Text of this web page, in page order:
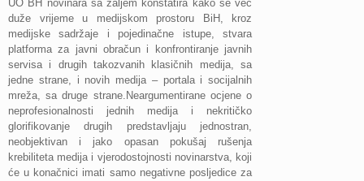
UO BH novinara sa žaljem konstatira kako se već
duže vrijeme u medijskom prostoru BiH, kroz
medijske sadržaje i pojedinačne istupe, stvara
platforma za javni obračun i konfrontiranje javnih
servisa i drugih takozvanih klasičnih medija, sa
jedne strane, i novih medija – portala i socijalnih
mreža, sa druge strane.Neargumentirane ocjene o
neprofesionalnosti jednih medija i nekritičko
glorifikovanje drugih predstavljaju jednostran,
neobjektivan i jako opasan pokušaj rušenja
krebiliteta medija i vjerodostojnosti novinarstva, koji
će u konačnici imati samo negativne posljedice za